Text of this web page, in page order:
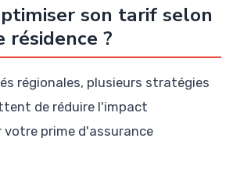
son tarif selon
résidence ?
régionales, plusieurs stratégies
de réduire l'impact
votre prime d'assurance